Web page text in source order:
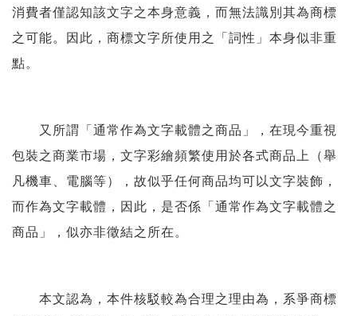
消費者僅認知該文字之本身意義，而無法識別其為商標
之可能。因此，商標文字所使用之「詞性」本身似非重
點。
又所謂「通常作為文字載體之商品」，在現今重視
包裝之商業市場，文字彩繪頻繁使用於各式商品上（舉
凡機車、電腦等），故似乎任何商品均可以文字裝飾，
而作為文字載體，因此，是否係「通常作為文字載體之
商品」，似亦非徵結之所在。
本文認為，本件核駁較為合理之理由為，系爭商標